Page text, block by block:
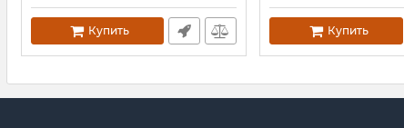
Купить Купить